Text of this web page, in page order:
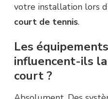
votre installation lors
court de tennis.
Les
influencent-ils
court ?